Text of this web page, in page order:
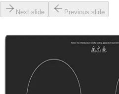
Next slide Previous slide